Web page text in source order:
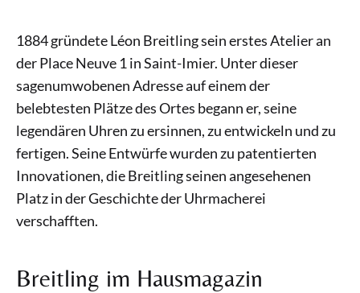
1884 gründete Léon Breitling sein erstes Atelier an
der Place Neuve 1 in Saint-Imier. Unter dieser
sagenumwobenen Adresse auf einem der
belebtesten Plätze des Ortes begann er, seine
legendären Uhren zu ersinnen, zu entwickeln und zu
fertigen. Seine Entwürfe wurden zu patentierten
Innovationen, die Breitling seinen angesehenen
Platz in der Geschichte der Uhrmacherei
verschafften.
Breitling im Hausmagazin